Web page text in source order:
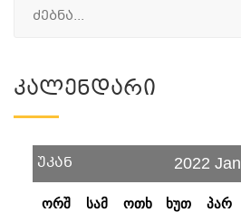
Კალენდარი
უკან 2022 Jan
ორშ სამ ოთხ ხუთ პარ